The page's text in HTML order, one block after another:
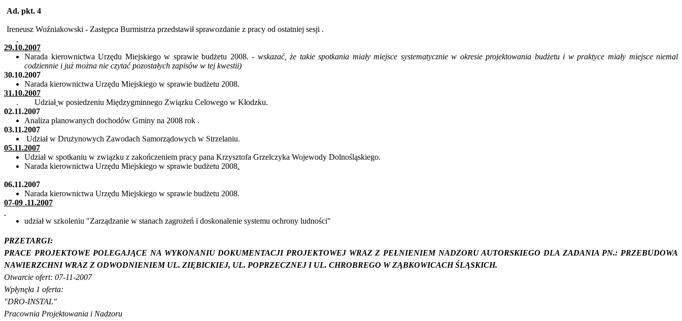
Ad.pkt. 4
Ireneusz Woźniakowski - Zastępca Burmistrza przedstawił sprawozdanie z pracy od ostatniejsesji .
29.10.2007
Narada kierownictwa Urzędu Miejskiego w sprawie budżetu 2008.- wskazać, że takie spotkania miały miejsce systematycznie w okresie projektowania budżetu i w praktyce miały miejsce niemal
codziennie i już można nie czytać pozostałych zapisów w tej kwestii)
30.10.2007
Narada kierownictwa Urzędu Miejskiego w sprawie budżetu 2008.
31.10.2007
.
Udział w posiedzeniu Międzygminnego Związku Celowego w Kłodzku.
02.11.2007
Analiza planowanych dochodów Gminy na 2008 rok .
03.11.2007
Udział w Drużynowych Zawodach Samorządowych w Strzelaniu.
05.11.2007
Udział w spotkaniu w związku z zakończeniem pracy pana Krzysztofa Grzelczyka Wojewody Dolnośląskiego.
Narada kierownictwa Urzędu Miejskiego w sprawie budżetu 2008.
06.11.2007
Narada kierownictwa Urzędu Miejskiego w sprawie budżetu 2008.
07-09 .11.2007
udziałw szkoleniu "Zarządzanie w stanach zagrożeń i doskonalenie systemu ochrony ludności"
PRZETARGI:
PRACE PROJEKTOWE POLEGAJĄCE NA WYKONANIU DOKUMENTACJI PROJEKTOWEJ WRAZ Z PEŁNIENIEM NADZORU AUTORSKIEGO DLA ZADANIA PN.: PRZEBUDOWA
NAWIERZCHNI WRAZ Z ODWODNIENIEM UL. ZIĘBICKIEJ, UL. POPRZECZNEJ I UL. CHROBREGO W ZĄBKOWICACH ŚLĄSKICH.
Otwarcie ofert: 07-11-2007
Wpłynęła 1 oferta:
"DRO-INSTAL"
Pracownia Projektowania i Nadzoru